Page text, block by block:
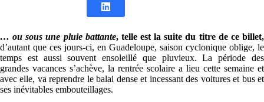
… ou sous une pluie battante, telle est la suite du titre de ce billet,
d’autant que ces jours-ci, en Guadeloupe, saison cyclonique oblige, le
temps est aussi souvent ensoleillé que pluvieux. La période des
grandes vacances s’achève, la rentrée scolaire a lieu cette semaine et
avec elle, va reprendre le balai dense et incessant des voitures et bus et
ses inévitables embouteillages.